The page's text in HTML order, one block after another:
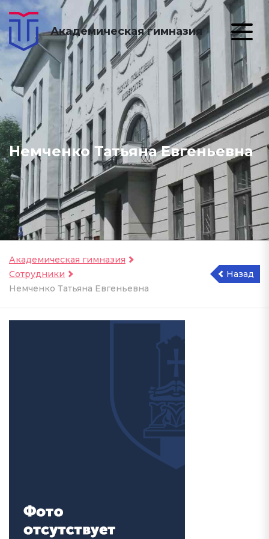
Академическая гимназия
Немченко Татьяна Евгеньевна
Академическая гимназия
Сотрудники
Немченко Татьяна Евгеньевна
Назад